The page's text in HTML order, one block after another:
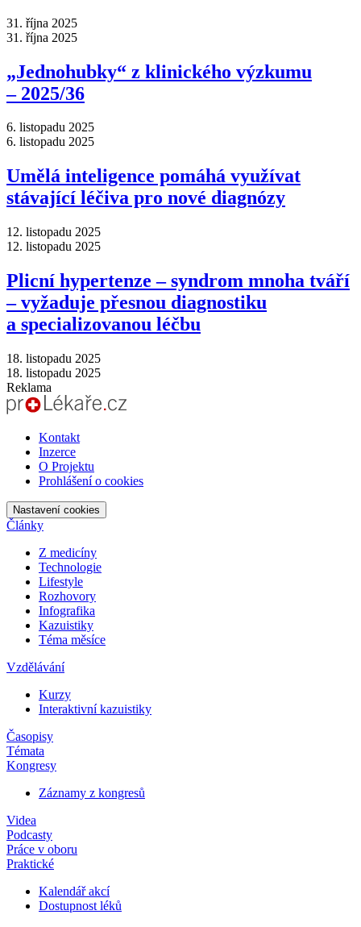
31. října 2025
31. října 2025
„Jednohubky“ z klinického výzkumu
–⁠ 2025/36
6. listopadu 2025
6. listopadu 2025
Umělá inteligence pomáhá využívat
stávající léčiva pro nové diagnózy
12. listopadu 2025
12. listopadu 2025
Plicní hypertenze –⁠ syndrom mnoha tváří
–⁠ vyžaduje přesnou diagnostiku
a specializovanou léčbu
18. listopadu 2025
18. listopadu 2025
Reklama
Kontakt
Inzerce
O Projektu
Prohlášení o cookies
Nastavení cookies
Články
Z medicíny
Technologie
Lifestyle
Rozhovory
Infografika
Kazuistiky
Téma měsíce
Vzdělávání
Kurzy
Interaktivní kazuistiky
Časopisy
Témata
Kongresy
Záznamy z kongresů
Videa
Podcasty
Práce v oboru
Praktické
Kalendář akcí
Dostupnost léků